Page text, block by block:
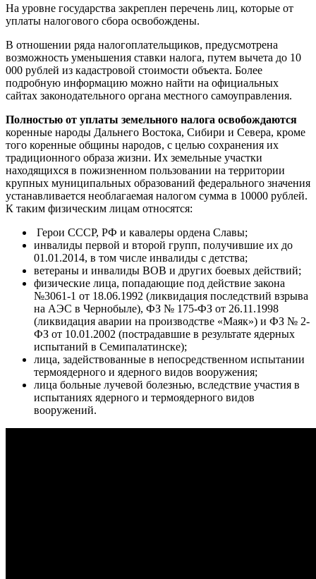
На уровне государства закреплен перечень лиц, которые от
уплаты налогового сбора освобождены.
В отношении ряда налогоплательщиков, предусмотрена
возможность уменьшения ставки налога, путем вычета до 10
000 рублей из кадастровой стоимости объекта. Более
подробную информацию можно найти на официальных
сайтах законодательного органа местного самоуправления.
Полностью от уплаты земельного налога освобождаются
коренные народы Дальнего Востока, Сибири и Севера, кроме
того коренные общины народов, с целью сохранения их
традиционного образа жизни. Их земельные участки
находящихся в пожизненном пользовании на территории
крупных муниципальных образований федерального значения
устанавливается необлагаемая налогом сумма в 10000 рублей.
К таким физическим лицам относятся:
Герои СССР, РФ и кавалеры ордена Славы;
инвалиды первой и второй групп, получившие их до
01.01.2014, в том числе инвалиды с детства;
ветераны и инвалиды ВОВ и других боевых действий;
физические лица, попадающие под действие закона
№3061-1 от 18.06.1992 (ликвидация последствий взрыва
на АЭС в Чернобыле), ФЗ № 175-ФЗ от 26.11.1998
(ликвидация аварии на производстве «Маяк») и ФЗ № 2-
ФЗ от 10.01.2002 (пострадавшие в результате ядерных
испытаний в Семипалатинске);
лица, задействованные в непосредственном испытании
термоядерного и ядерного видов вооружения;
лица больные лучевой болезнью, вследствие участия в
испытаниях ядерного и термоядерного видов
вооружений.